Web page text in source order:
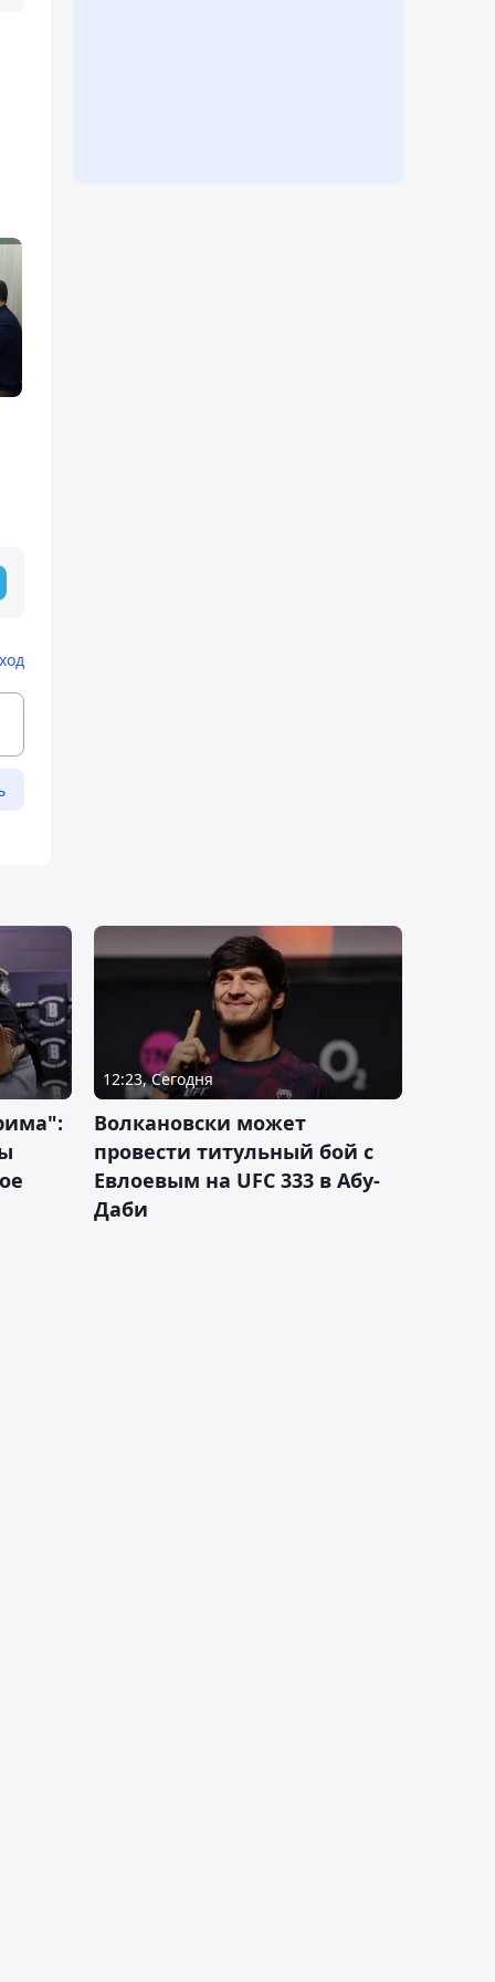
12:23, Сегодня
Волкановски может
провести титульный бой с
Евлоевым на UFC 333 в Абу-
Даби